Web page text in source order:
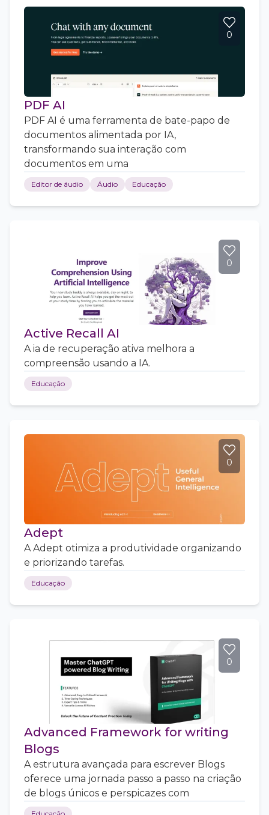
0
PDF AI
PDF AI é uma ferramenta de bate-papo de
documentos alimentada por IA,
transformando sua interação com
documentos em uma
Editor de áudio Áudio Educação
0
Active Recall AI
A ia de recuperação ativa melhora a
compreensão usando a IA.
Educação
0
Adept
A Adept otimiza a produtividade organizando
e priorizando tarefas.
Educação
0
Advanced Framework for writing
Blogs
A estrutura avançada para escrever Blogs
oferece uma jornada passo a passo na criação
de blogs únicos e perspicazes com